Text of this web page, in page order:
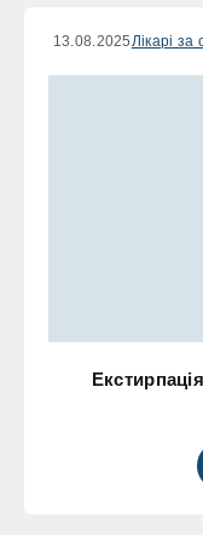
13.08.2025 Лікарі